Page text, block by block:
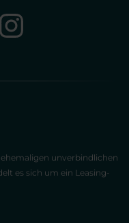
unverbindlichen
es sich um ein Leasing-